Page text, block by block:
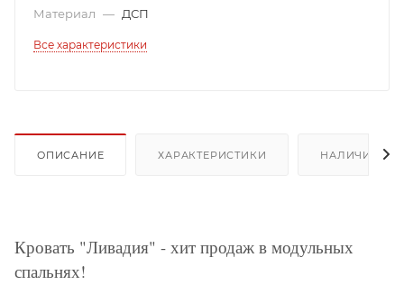
Материал — ДСП
Все характеристики
ОПИСАНИЕ ХАРАКТЕРИСТИКИ НАЛИЧИЕ
Кровать "Ливадия" - хит продаж в модульных
спальнях!